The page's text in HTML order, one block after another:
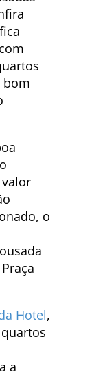
bom
o
Hotel,
a